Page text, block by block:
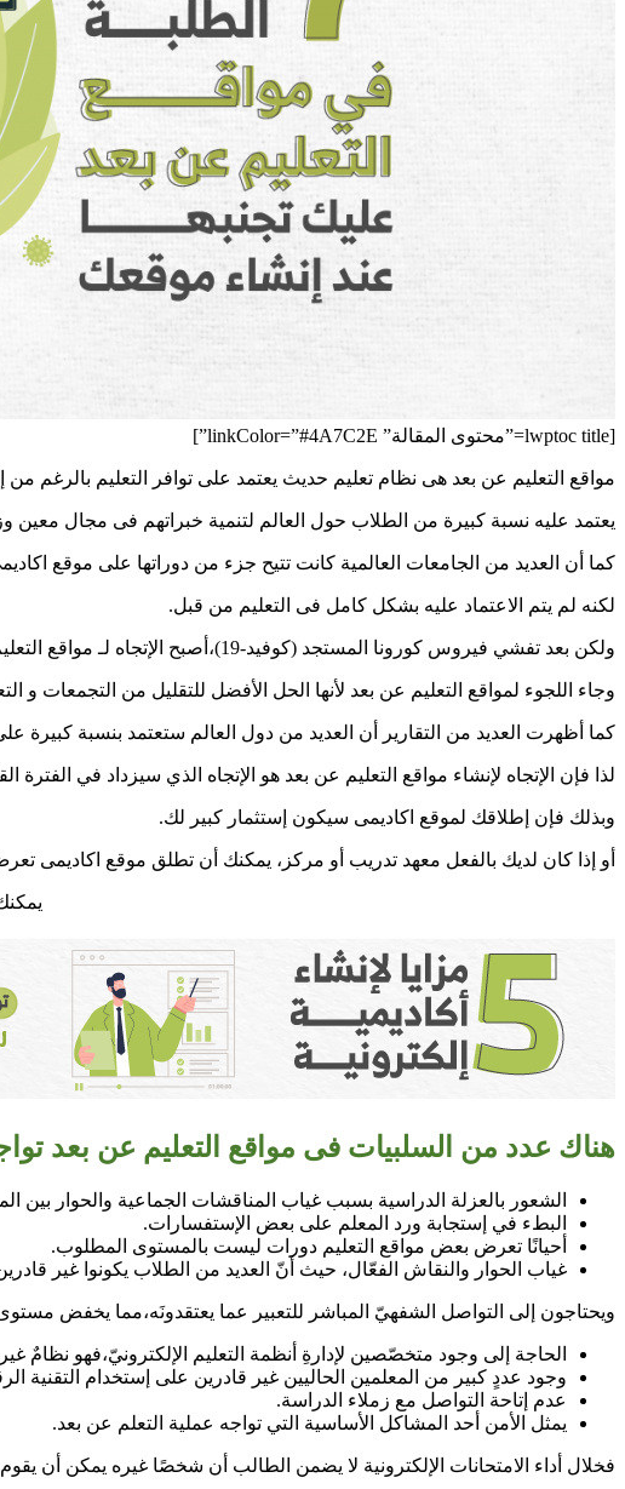
[lwptoc title=”محتوى المقالة” linkColor=”#4A7C2E”]
مواقع التعليم عن بعد هى نظام تعليم حديث يعتمد على توافر التعليم بالرغم
يعتمد عليه نسبة كبيرة من الطلاب حول العالم لتنمية خبراتهم فى مجال معين
كما أن العديد من الجامعات العالمية كانت تتيح جزء من دوراتها على موقع
لكنه لم يتم الاعتماد عليه بشكل كامل فى التعليم من قبل.
ولكن بعد تفشي فيروس كورونا المستجد (كوفيد-19)،أصبح الإتجاه لـ مواقع التعليم عن بعد عامل أساسى فى العملية التعليمية لا غنى عنه سواء فى المدارس أو الجامعات فى عدد كبير من دول العالم.
وجاء اللجوء لمواقع التعليم عن بعد لأنها الحل الأفضل للتقليل من التجمعات و
كما أظهرت العديد من التقارير أن العديد من دول العالم ستعتمد بنسبة كبيرة
لذا فإن الإتجاه لإنشاء مواقع التعليم عن بعد هو الإتجاه الذي سيزداد في الفترة
وبذلك فإن إطلاقك لموقع اكاديمى سيكون إستثمار كبير لك.
أو إذا كان لديك بالفعل معهد تدريب أو مركز، يمكنك أن تطلق موقع اكاديمى
يمكنك أن
هناك عدد من السلبيات فى مواقع التعليم عن بعد
الشعور بالعزلة الدراسية بسبب غياب المناقشات الجماعية والحوار بين
البطء في إستجابة ورد المعلم على بعض الإستفسارات.
أحيانًا تعرض بعض مواقع التعليم دورات ليست بالمستوى المطلوب.
غياب الحوار والنقاش الفعّال، حيث أنّ العديد من الطلاب يكونوا غير
ويحتاجون إلى التواصل الشفهيّ المباشر للتعبير عما يعتقدونَه،مما يخفض مستوى
الحاجة إلى وجود متخصّصين لإدارةِ أنظمة التعليم الإلكترونيّ،فهو نظامٌ
وجود عددٍ كبير من المعلمين الحاليين غير قادرين على إستخدام التقنية
عدم إتاحة التواصل مع زملاء الدراسة.
يمثل الأمن أحد المشاكل الأساسية التي تواجه عملية التعلم عن بعد.
فخلال أداء الامتحانات الإلكترونية لا يضمن الطالب أن شخصًا غيره يمكن أن يقوم